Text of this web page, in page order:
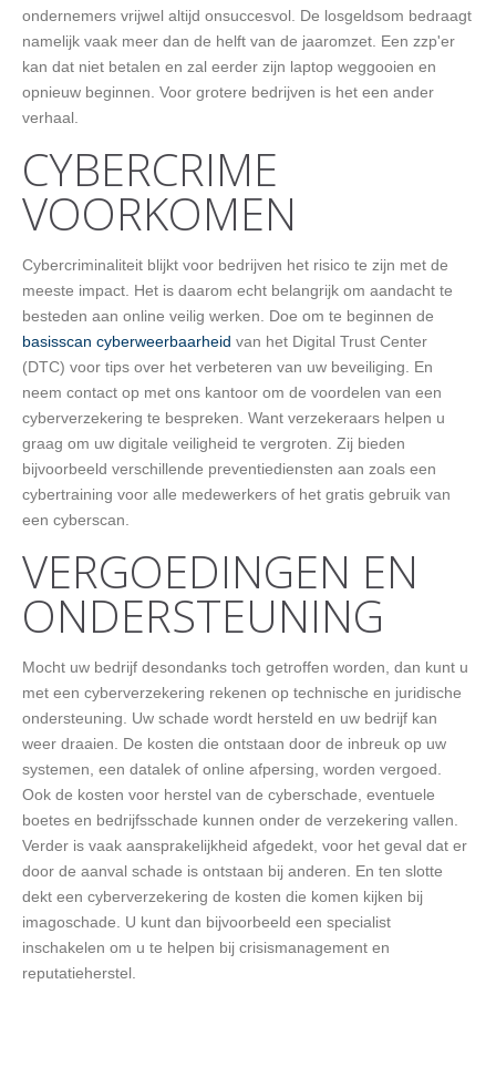
ondernemers vrijwel altijd onsuccesvol. De losgeldsom bedraagt
namelijk vaak meer dan de helft van de jaaromzet. Een zzp'er
kan dat niet betalen en zal eerder zijn laptop weggooien en
opnieuw beginnen. Voor grotere bedrijven is het een ander
verhaal.
CYBERCRIME
VOORKOMEN
Cybercriminaliteit blijkt voor bedrijven het risico te zijn met de
meeste impact. Het is daarom echt belangrijk om aandacht te
besteden aan online veilig werken. Doe om te beginnen de
basisscan cyberweerbaarheid van het Digital Trust Center
(DTC) voor tips over het verbeteren van uw beveiliging. En
neem contact op met ons kantoor om de voordelen van een
cyberverzekering te bespreken. Want verzekeraars helpen u
graag om uw digitale veiligheid te vergroten. Zij bieden
bijvoorbeeld verschillende preventiediensten aan zoals een
cybertraining voor alle medewerkers of het gratis gebruik van
een cyberscan.
VERGOEDINGEN EN
ONDERSTEUNING
Mocht uw bedrijf desondanks toch getroffen worden, dan kunt u
met een cyberverzekering rekenen op technische en juridische
ondersteuning. Uw schade wordt hersteld en uw bedrijf kan
weer draaien. De kosten die ontstaan door de inbreuk op uw
systemen, een datalek of online afpersing, worden vergoed.
Ook de kosten voor herstel van de cyberschade, eventuele
boetes en bedrijfsschade kunnen onder de verzekering vallen.
Verder is vaak aansprakelijkheid afgedekt, voor het geval dat er
door de aanval schade is ontstaan bij anderen. En ten slotte
dekt een cyberverzekering de kosten die komen kijken bij
imagoschade. U kunt dan bijvoorbeeld een specialist
inschakelen om u te helpen bij crisismanagement en
reputatieherstel.